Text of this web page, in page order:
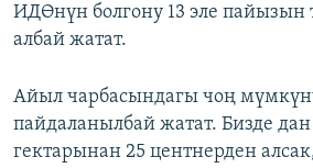
ИДӨнүн болгону 13 эле пайызын
албай жатат.
Айыл чарбасындагы чоң
пайдаланылбай жатат. Бизде
гектарынан 25 центнерден